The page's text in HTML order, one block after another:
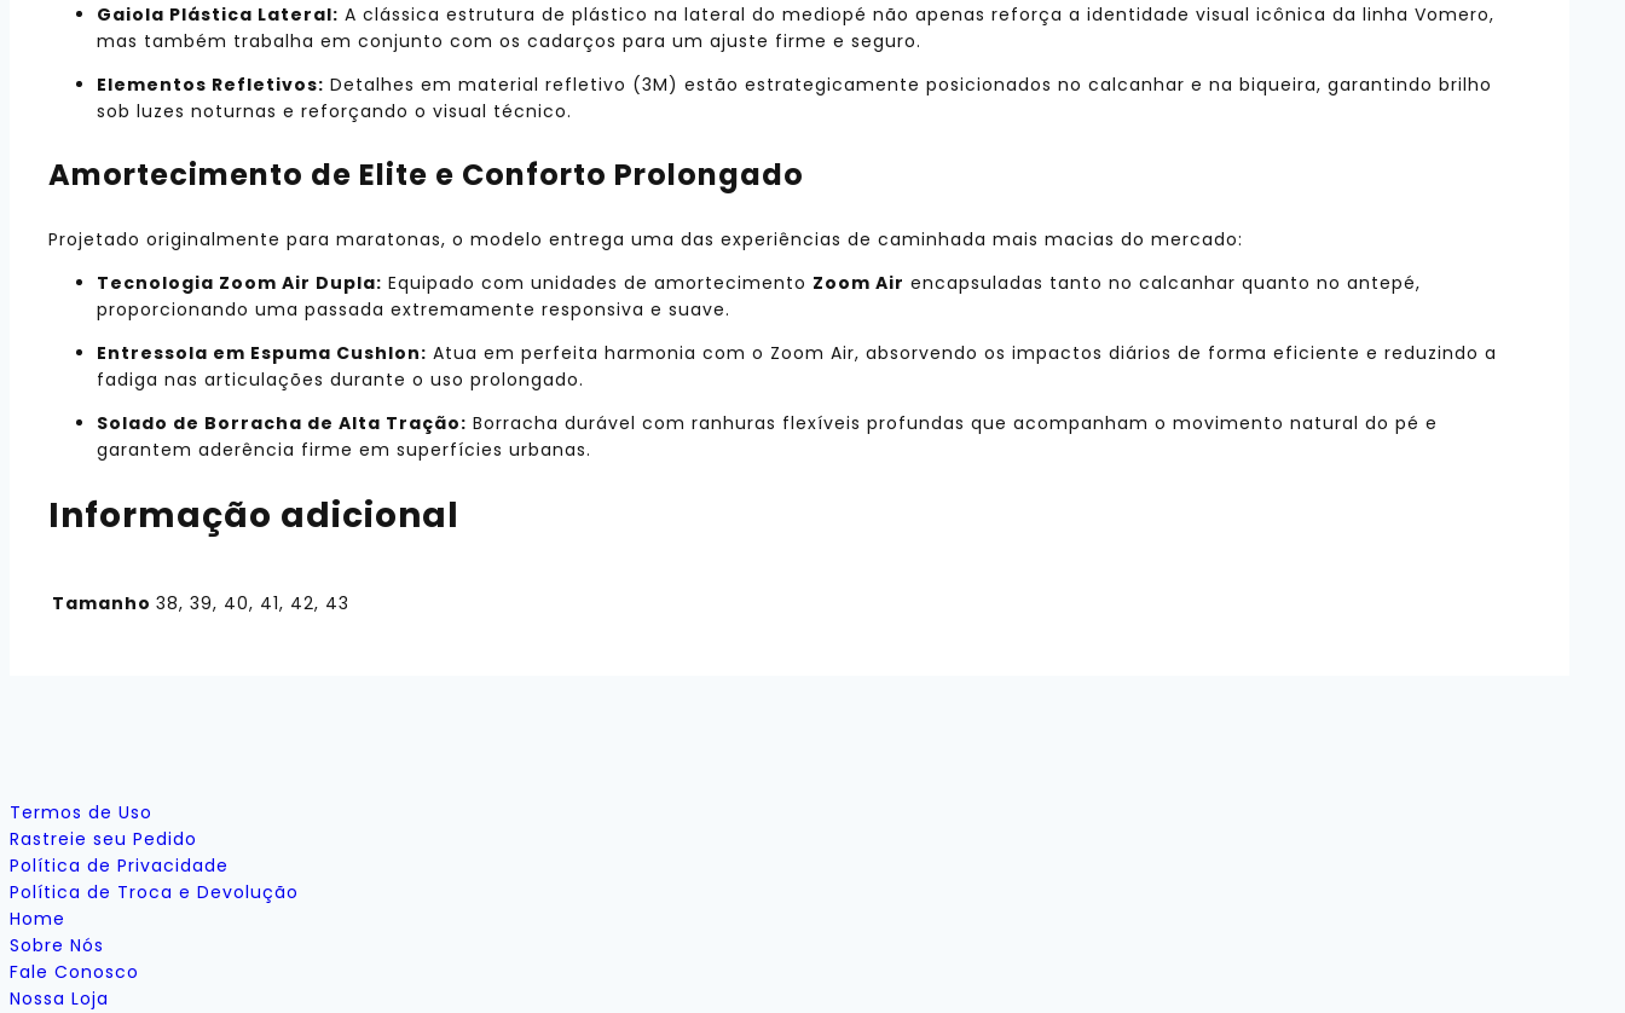
Gaiola Plástica Lateral: A clássica estrutura de plástico na lateral do mediopé não apenas reforça a identidade visual icônica da linha Vomero,
mas também trabalha em conjunto com os cadarços para um ajuste firme e seguro.
Elementos Refletivos: Detalhes em material refletivo (3M) estão estrategicamente posicionados no calcanhar e na biqueira, garantindo brilho
sob luzes noturnas e reforçando o visual técnico.
Amortecimento de Elite e Conforto Prolongado
Projetado originalmente para maratonas, o modelo entrega uma das experiências de caminhada mais macias do mercado:
Tecnologia Zoom Air Dupla: Equipado com unidades de amortecimento Zoom Air encapsuladas tanto no calcanhar quanto no antepé,
proporcionando uma passada extremamente responsiva e suave.
Entressola em Espuma Cushlon: Atua em perfeita harmonia com o Zoom Air, absorvendo os impactos diários de forma eficiente e reduzindo a
fadiga nas articulações durante o uso prolongado.
Solado de Borracha de Alta Tração: Borracha durável com ranhuras flexíveis profundas que acompanham o movimento natural do pé e
garantem aderência firme em superfícies urbanas.
Informação adicional
Tamanho 38, 39, 40, 41, 42, 43
Termos de Uso
Rastreie seu Pedido
Política de Privacidade
Política de Troca e Devolução
Home
Sobre Nós
Fale Conosco
Nossa Loja